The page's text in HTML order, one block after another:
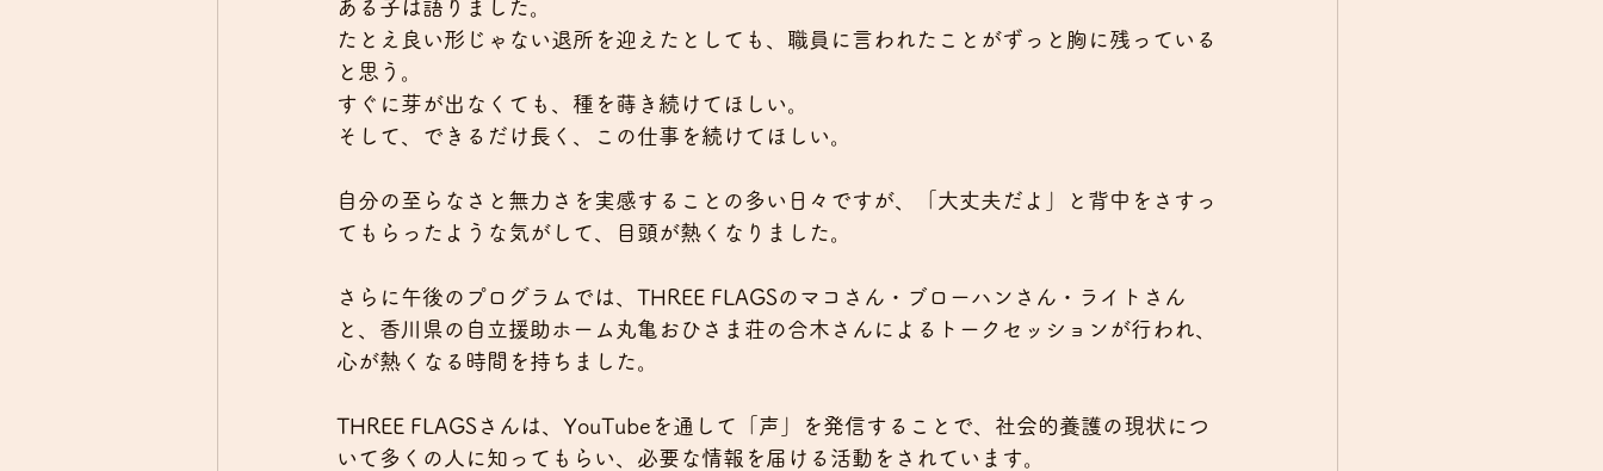
ある子は語りました。
たとえ良い形じゃない退所を迎えたとしても、職員に言われたことがずっと胸に残っている
と思う。
すぐに芽が出なくても、種を蒔き続けてほしい。
そして、できるだけ長く、この仕事を続けてほしい。
自分の至らなさと無力さを実感することの多い日々ですが、「大丈夫だよ」と背中をさすっ
てもらったような気がして、目頭が熱くなりました。
さらに午後のプログラムでは、THREE FLAGSのマコさん・ブローハンさん・ライトさん
と、香川県の自立援助ホーム丸亀おひさま荘の合木さんによるトークセッションが行われ、
心が熱くなる時間を持ちました。
THREE FLAGSさんは、YouTubeを通して「声」を発信することで、社会的養護の現状につ
いて多くの人に知ってもらい、必要な情報を届ける活動をされています。